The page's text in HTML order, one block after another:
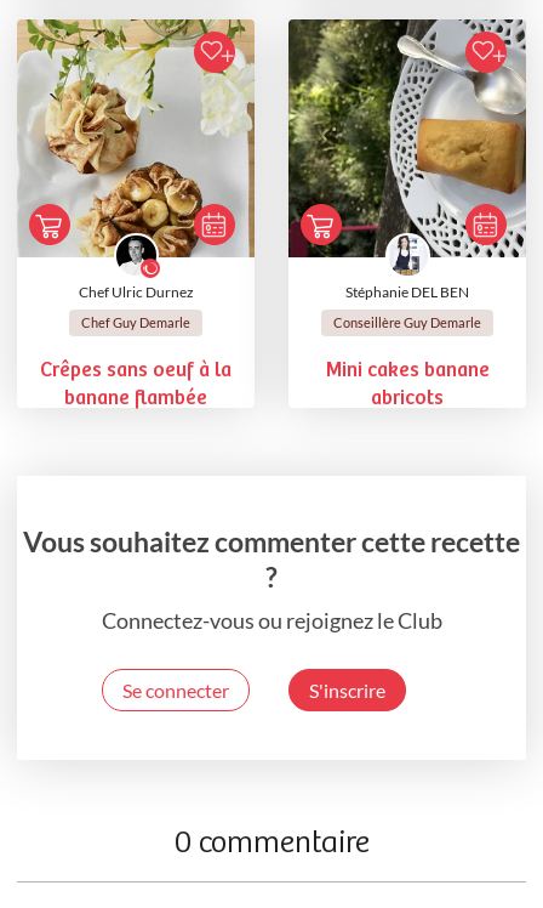
Chef Ulric Durnez
Chef Guy Demarle
Crêpes sans oeuf à la
banane flambée
Stéphanie DEL BEN
Conseillère Guy Demarle
Mini cakes banane
abricots
Vous souhaitez commenter cette recette
?
Connectez-vous ou rejoignez le Club
Se connecter S'inscrire
0 commentaire